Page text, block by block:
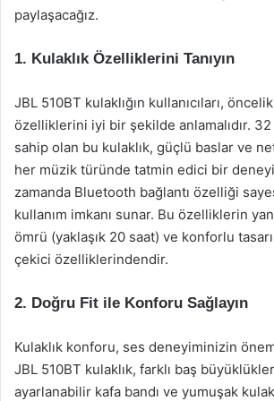
paylaşacağız.
1. Kulaklık Özelliklerini Tanıyın
JBL 510BT kulaklığın kullanıcıları,
özelliklerini iyi bir şekilde anlamalıdır.
sahip olan bu kulaklık, güçlü baslar ve
her müzik türünde tatmin edici bir
zamanda Bluetooth bağlantı özelliği
kullanım imkanı sunar. Bu özelliklerin
ömrü (yaklaşık 20 saat) ve konforlu
çekici özelliklerindendir.
2. Doğru Fit ile Konforu Sağlayın
Kulaklık konforu, ses deneyiminizin
JBL 510BT kulaklık, farklı baş
ayarlanabilir kafa bandı ve yumuşak